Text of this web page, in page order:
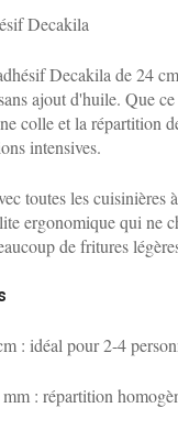
Decakila
Decakila de 24
ajout d'huile. Que
colle et la répartition
intensives.
toutes les cuisinières
ergonomique qui ne
de fritures
: idéal pour 2-4
: répartition